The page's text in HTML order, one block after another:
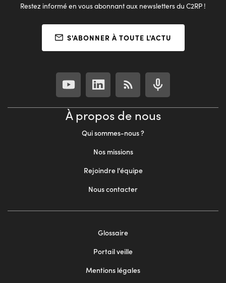
Restez informé en vous abonnant aux newsletters du C2RP !
S'ABONNER À TOUTE L'ACTU
À propos de nous
Qui sommes-nous ?
Nos missions
Rejoindre l'équipe
Nous contacter
Glossaire
Portail veille
Mentions légales